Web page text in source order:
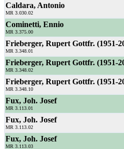
Caldara, Antonio
MR 3.030.02
Cominetti, Ennio
MR 3.375.00
Frieberger, Rupert Gottfr. (1951-
MR 3.348.01
Frieberger, Rupert Gottfr. (1951-
MR 3.348.02
Frieberger, Rupert Gottfr. (1951-
MR 3.348.10
Fux, Joh. Josef
MR 3.113.01
Fux, Joh. Josef
MR 3.113.02
Fux, Joh. Josef
MR 3.113.03